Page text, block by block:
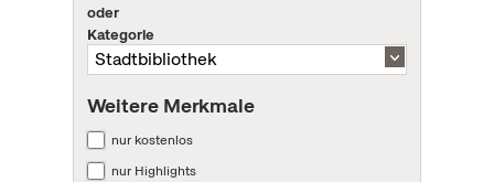
oder
Kategorie
Weitere Merkmale
nur kostenlos
nur Highlights